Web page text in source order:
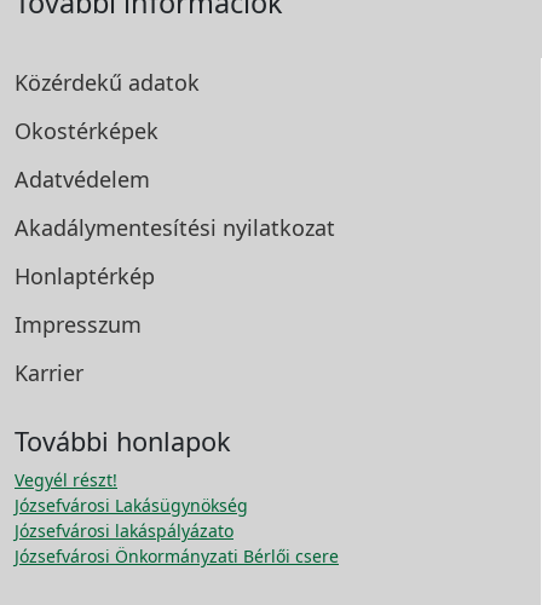
Közérdekű adatok
Okostérképek
Adatvédelem
Akadálymentesítési nyilatkozat
Honlaptérkép
Impresszum
Karrier
További honlapok
Vegyél részt!
Józsefvárosi Lakásügynökség
Józsefvárosi lakáspályázato
Józsefvárosi Önkormányzati Bérlői csere